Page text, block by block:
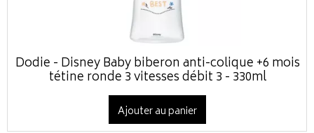
Dodie - Disney Baby biberon anti-colique +6 mois
tétine ronde 3 vitesses débit 3 - 330ml
Ajouter au panier